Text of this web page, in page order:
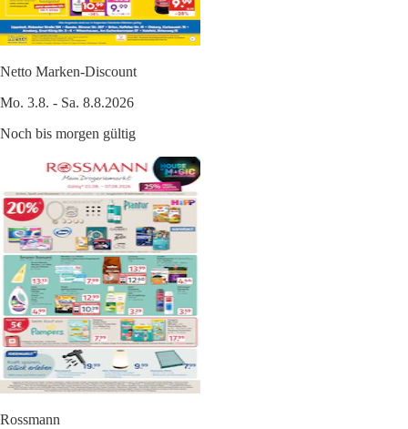
Netto Marken-Discount
Mo. 3.8. - Sa. 8.8.2026
Noch bis morgen gültig
Rossmann